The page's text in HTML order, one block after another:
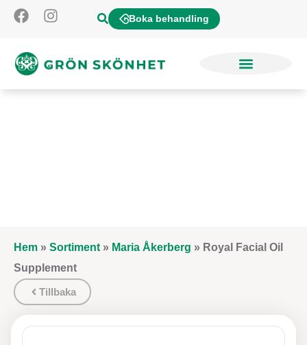
Boka behandling
Tillbaka
Hem » Sortiment » Maria Åkerberg » Royal Facial Oil
Supplement